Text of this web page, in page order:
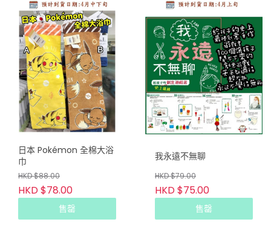
日本 Pokémon 全棉大浴
巾
HKD $88.00
HKD $78.00
售罄
我永遠不無聊
HKD $79.00
HKD $75.00
售罄